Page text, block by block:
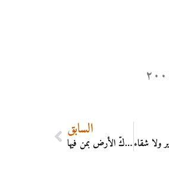
السابق
أروم دكّ الأرض بمن فيها